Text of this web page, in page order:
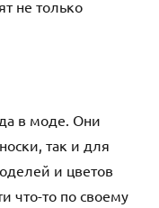
не только
в моде. Они
так и для
и цветов
что-то по своему